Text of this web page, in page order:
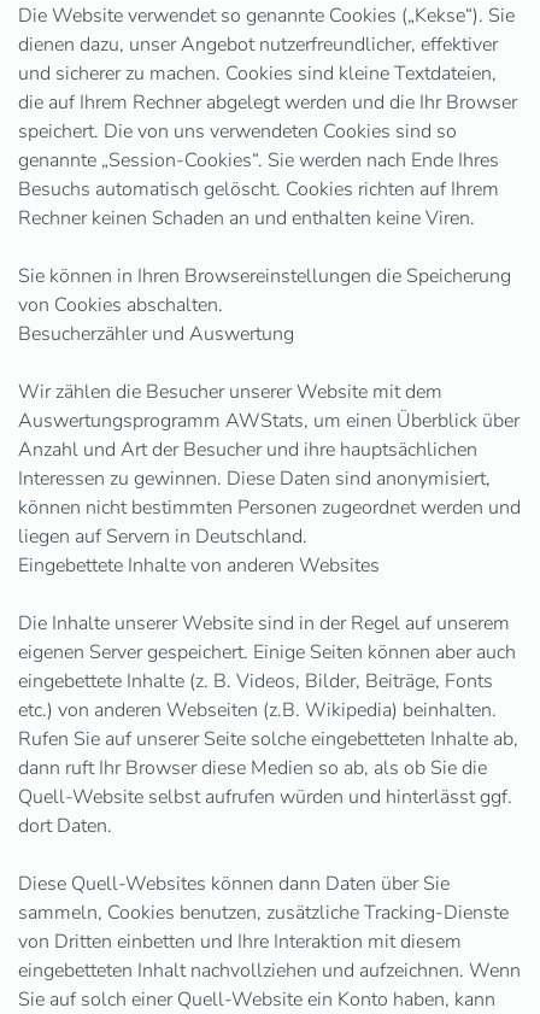
Die Website verwendet so genannte Cookies („Kekse“). Sie
dienen dazu, unser Angebot nutzerfreundlicher, effektiver
und sicherer zu machen. Cookies sind kleine Textdateien,
die auf Ihrem Rechner abgelegt werden und die Ihr Browser
speichert. Die von uns verwendeten Cookies sind so
genannte „Session-Cookies“. Sie werden nach Ende Ihres
Besuchs automatisch gelöscht. Cookies richten auf Ihrem
Rechner keinen Schaden an und enthalten keine Viren.
Sie können in Ihren Browsereinstellungen die Speicherung
von Cookies abschalten.
Besucherzähler und Auswertung
Wir zählen die Besucher unserer Website mit dem
Auswertungsprogramm AWStats, um einen Überblick über
Anzahl und Art der Besucher und ihre hauptsächlichen
Interessen zu gewinnen. Diese Daten sind anonymisiert,
können nicht bestimmten Personen zugeordnet werden und
liegen auf Servern in Deutschland.
Eingebettete Inhalte von anderen Websites
Die Inhalte unserer Website sind in der Regel auf unserem
eigenen Server gespeichert. Einige Seiten können aber auch
eingebettete Inhalte (z. B. Videos, Bilder, Beiträge, Fonts
etc.) von anderen Webseiten (z.B. Wikipedia) beinhalten.
Rufen Sie auf unserer Seite solche eingebetteten Inhalte ab,
dann ruft Ihr Browser diese Medien so ab, als ob Sie die
Quell-Website selbst aufrufen würden und hinterlässt ggf.
dort Daten.
Diese Quell-Websites können dann Daten über Sie
sammeln, Cookies benutzen, zusätzliche Tracking-Dienste
von Dritten einbetten und Ihre Interaktion mit diesem
eingebetteten Inhalt nachvollziehen und aufzeichnen. Wenn
Sie auf solch einer Quell-Website ein Konto haben, kann